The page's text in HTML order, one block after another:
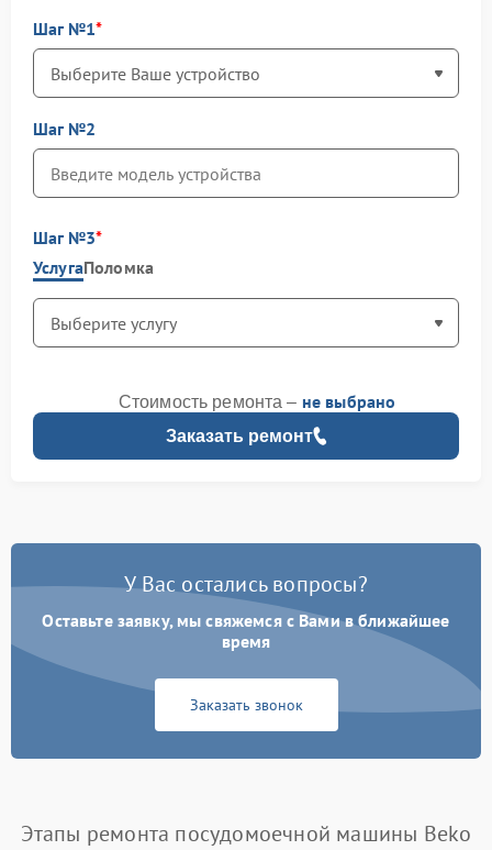
Шаг №1
Шаг №2
Шаг №3
УслугаПоломка
Заказать ремонт
Стоимость ремонта – не выбрано
У Вас остались вопросы?
Оставьте заявку, мы свяжемся с Вами в ближайшее
время
Заказать звонок
Этапы ремонта посудомоечной машины Beko